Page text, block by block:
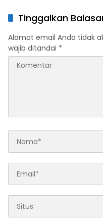
Tinggalkan
Alamat email Anda tidak
wajib ditandai *